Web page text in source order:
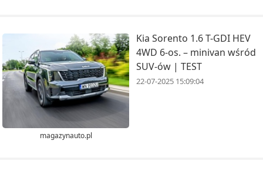
magazynauto.pl
Kia Sorento 1.6 T-GDI HEV
4WD 6-os. – minivan wśród
SUV-ów | TEST
22-07-2025 15:09:04